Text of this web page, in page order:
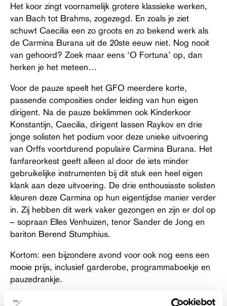
Het koor zingt voornamelijk grotere klassieke werken,
van Bach tot Brahms, zogezegd. En zoals je ziet
schuwt Caecilia een zo groots en zo bekend werk als
de Carmina Burana uit de 20ste eeuw niet. Nog nooit
van gehoord? Zoek maar eens ‘O Fortuna’ op, dan
herken je het meteen…
Voor de pauze speelt het GFO meerdere korte,
passende composities onder leiding van hun eigen
dirigent. Na de pauze beklimmen ook Kinderkoor
Konstantijn, Caecilia, dirigent Iassen Raykov en drie
jonge solisten het podium voor deze unieke uitvoering
van Orffs voortdurend populaire Carmina Burana. Het
fanfareorkest geeft alleen al door de iets minder
gebruikelijke instrumenten bij dit stuk een heel eigen
klank aan deze uitvoering. De drie enthousiaste solisten
kleuren deze Carmina op hun eigentijdse manier verder
in. Zij hebben dit werk vaker gezongen en zijn er dol op
– sopraan Elles Venhuizen, tenor Sander de Jong en
bariton Berend Stumphius.
Kortom: een bijzondere avond voor ook nog eens een
mooie prijs, inclusief garderobe, programmaboekje en
pauzedrankje.